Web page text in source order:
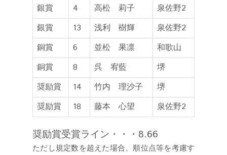
銀賞
4 高松 莉子
泉佐野2
銀賞
13 浅利 樹輝
泉佐野2
銅賞
6 並松 果凛
和歌山
銅賞
8 呉 宥藍
堺
奨励賞
14 竹内 理沙子
堺
奨励賞
18 藤本 心望 泉佐野2
奨励賞受賞ライン・・・8.66
ただし規定数を超えた場合、順位点等を考慮す